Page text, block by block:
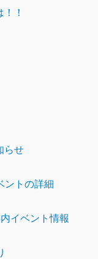
！
らせ
ントの詳細
イベント情報